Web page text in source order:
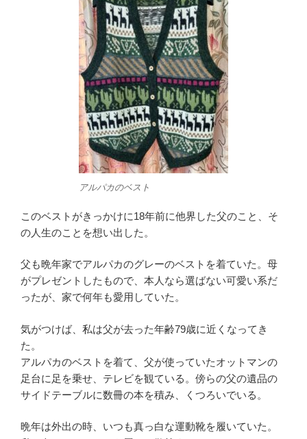
アルパカのベスト
このベストがきっかけに18年前に他界した父のこと、そ
の人生のことを想い出した。
父も晩年家でアルパカのグレーのベストを着ていた。母
がプレゼントしたもので、本人なら選ばない可愛い系だ
ったが、家で何年も愛用していた。
気がつけば、私は父が去った年齢79歳に近くなってき
た。
アルパカのベストを着て、父が使っていたオットマンの
足台に足を乗せ、テレビを観ている。傍らの父の遺品の
サイドテーブルに数冊の本を積み、くつろいでいる。
晩年は外出の時、いつも真っ白な運動靴を履いていた。